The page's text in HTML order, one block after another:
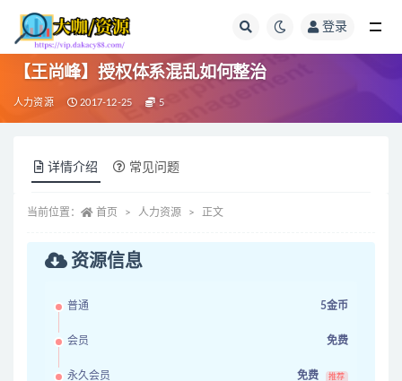
登录
【王尚峰】授权体系混乱如何整治
人力资源 2017-12-25 5
详情介绍 常见问题
当前位置： 首页 人力资源 正文
资源信息
普通 5金币
会员 免费
永久会员 免费 推荐
全部